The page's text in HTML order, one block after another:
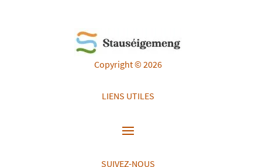
Copyright © 2026
LIENS UTILES
SUIVEZ-NOUS